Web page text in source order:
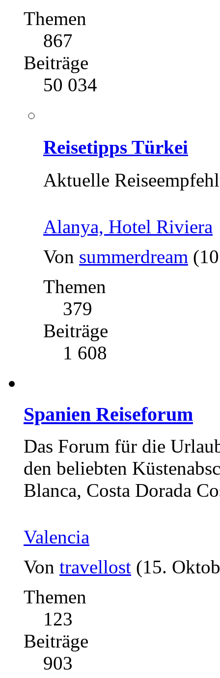
Themen
867
Beiträge
50 034
Reisetipps Türkei
Aktuelle
Alanya, Hotel Riviera
Von summerdream
Themen
379
Beiträge
1 608
Spanien Reiseforum
Das Forum für die
den beliebten
Blanca, Costa Dorada
Valencia
Von travellost (15.
Themen
123
Beiträge
903